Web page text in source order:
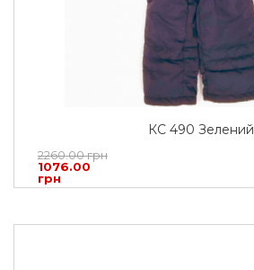
КС 490 Зелений
2260.00 грн
1076.00
грн